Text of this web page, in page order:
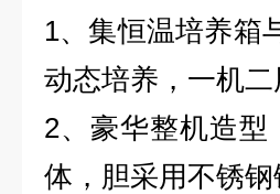
1、集恒温培养箱
动态培养，一机二
2、豪华整机造
体，胆采用不锈